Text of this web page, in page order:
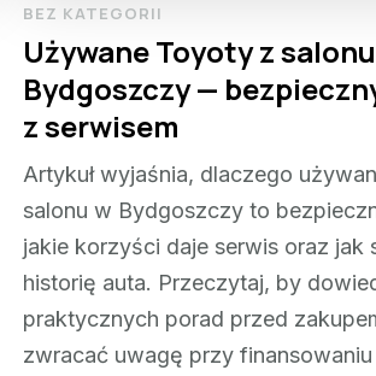
BEZ KATEGORII
Używane Toyoty z
Bydgoszczy —
z serwisem
Artykuł wyjaśnia, dlaczego
salonu w Bydgoszczy to
jakie korzyści daje serwis oraz jak
historię auta. Przeczytaj, by
praktycznych porad przed
zwracać uwagę przy finansowaniu